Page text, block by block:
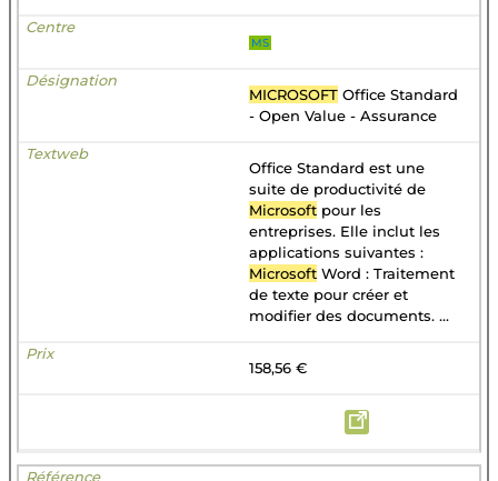
MS
MICROSOFT Office Standard
- Open Value - Assurance
Office Standard est une
suite de productivité de
Microsoft pour les
entreprises. Elle inclut les
applications suivantes :
Microsoft Word : Traitement
de texte pour créer et
modifier des documents. ...
158,56 €